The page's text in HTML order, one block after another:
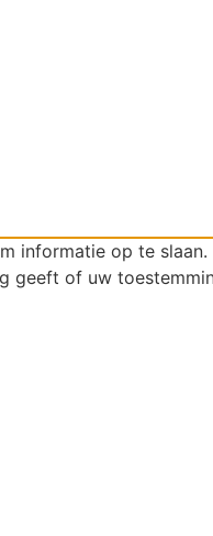
informatie op te
geeft of uw